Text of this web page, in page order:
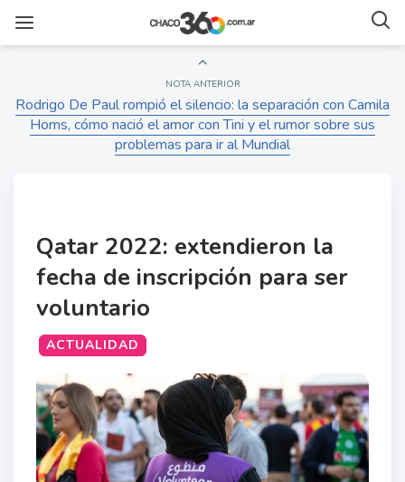
NOTA ANTERIOR
Rodrigo De Paul rompió el silencio: la separación con Camila
Homs, cómo nació el amor con Tini y el rumor sobre sus
problemas para ir al Mundial
Qatar 2022: extendieron la
fecha de inscripción para ser
voluntario
ACTUALIDAD